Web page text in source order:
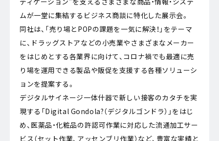
ムが一堂に集結するビジネス商談に特化した展示会。
同社は、「売り場とPOPの課題を一気に解決！」をテーマ
に、ドラッグストアなどの小売業やさまざまなメーカー
をはじめとする各業界に向けて、コロナ禍でも最適に売
り場を運用できる製品や販促を支援する各種ソリューシ
ョンを提案する。
デジタルサイネージ一体什器で新しい接客のカタチを実
現する「Digital Gondola?（デジタルゴンドラ）」をはじ
め、医薬品・化粧品の許認可作業に対応した流通加工サー
ビス（セット作業、アッセンブリ作業）など、豊富な実績と